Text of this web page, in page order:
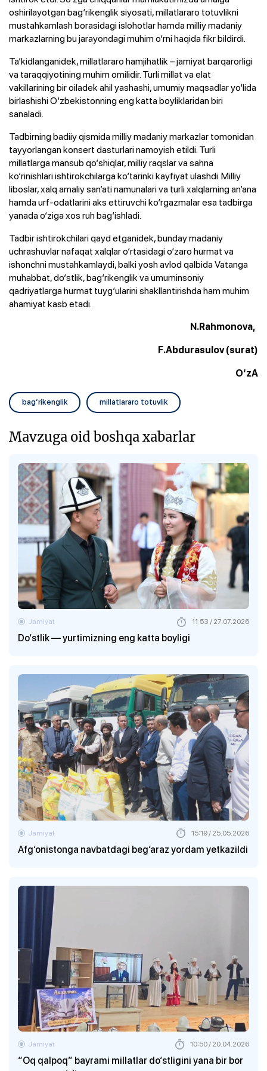
oshirilayotgan bag‘rikenglik siyosati, millatlararo totuvlikni
mustahkamlash borasidagi islohotlar hamda milliy madaniy
markazlarning bu jarayondagi muhim o‘rni haqida fikr bildirdi.
Ta’kidlanganidek, millatlararo hamjihatlik – jamiyat barqarorligi
va taraqqiyotining muhim omilidir. Turli millat va elat
vakillarining bir oiladek ahil yashashi, umumiy maqsadlar yo‘lida
birlashishi O‘zbekistonning eng katta boyliklaridan biri
sanaladi.
Tadbirning badiiy qismida milliy madaniy markazlar tomonidan
tayyorlangan konsert dasturlari namoyish etildi. Turli
millatlarga mansub qo‘shiqlar, milliy raqslar va sahna
ko‘rinishlari ishtirokchilarga ko‘tarinki kayfiyat ulashdi. Milliy
liboslar, xalq amaliy san’ati namunalari va turli xalqlarning an’ana
hamda urf-odatlarini aks ettiruvchi ko‘rgazmalar esa tadbirga
yanada o‘ziga xos ruh bag‘ishladi.
Tadbir ishtirokchilari qayd etganidek, bunday madaniy
uchrashuvlar nafaqat xalqlar o‘rtasidagi o‘zaro hurmat va
ishonchni mustahkamlaydi, balki yosh avlod qalbida Vatanga
muhabbat, do‘stlik, bag‘rikenglik va umuminsoniy
qadriyatlarga hurmat tuyg‘ularini shakllantirishda ham muhim
ahamiyat kasb etadi.
N.Rahmonova,
F.Abdurasulov (surat)
O‘zA
bag‘rikenglik millatlararo totuvlik
Mavzuga oid boshqa xabarlar
Do‘stlik — yurtimizning eng katta boyligi
Jamiyat 11:53 / 27.07.2026
Afg‘onistonga navbatdagi beg‘araz yordam yetkazildi
Jamiyat 15:19 / 25.05.2026
“Oq qalpoq” bayrami millatlar do‘stligini yana bir bor
Jamiyat 10:50 / 20.04.2026